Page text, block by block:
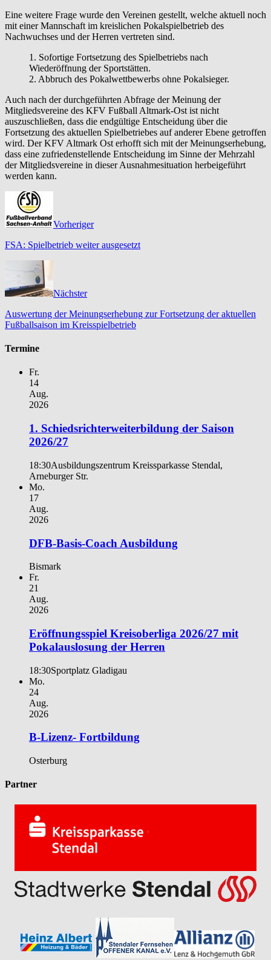
Eine weitere Frage wurde den Vereinen gestellt, welche aktuell noch
mit einer Mannschaft im kreislichen Pokalspielbetrieb des
Nachwuchses und der Herren vertreten sind.
1. Sofortige Fortsetzung des Spielbetriebs nach
Wiederöffnung der Sportstätten.
2. Abbruch des Pokalwettbewerbs ohne Pokalsieger.
Auch nach der durchgeführten Abfrage der Meinung der
Mitgliedsvereine des KFV Fußball Altmark-Ost ist nicht
auszuschließen, dass die endgültige Entscheidung über die
Fortsetzung des aktuellen Spielbetriebes auf anderer Ebene getroffen
wird. Der KFV Altmark Ost erhofft sich mit der Meinungserhebung,
dass eine zufriedenstellende Entscheidung im Sinne der Mehrzahl
der Mitgliedsvereine in dieser Ausnahmesituation herbeigeführt
werden kann.
Vorheriger
FSA: Spielbetrieb weiter ausgesetzt
Nächster
Auswertung der Meinungserhebung zur Fortsetzung der aktuellen
Fußballsaison im Kreisspielbetrieb
Termine
Fr.
14
Aug.
2026
1. Schiedsrichterweiterbildung der Saison
2026/27
18:30Ausbildungszentrum Kreissparkasse Stendal,
Arneburger Str.
Mo.
17
Aug.
2026
DFB-Basis-Coach Ausbildung
Bismark
Fr.
21
Aug.
2026
Eröffnungsspiel Kreisoberliga 2026/27 mit
Pokalauslosung der Herren
18:30Sportplatz Gladigau
Mo.
24
Aug.
2026
B-Lizenz- Fortbildung
Osterburg
Partner